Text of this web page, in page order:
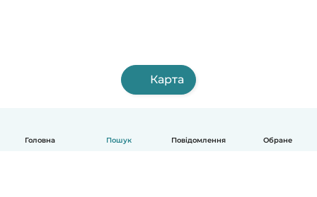
Головна Пошук Повідомлення Обране
Карта